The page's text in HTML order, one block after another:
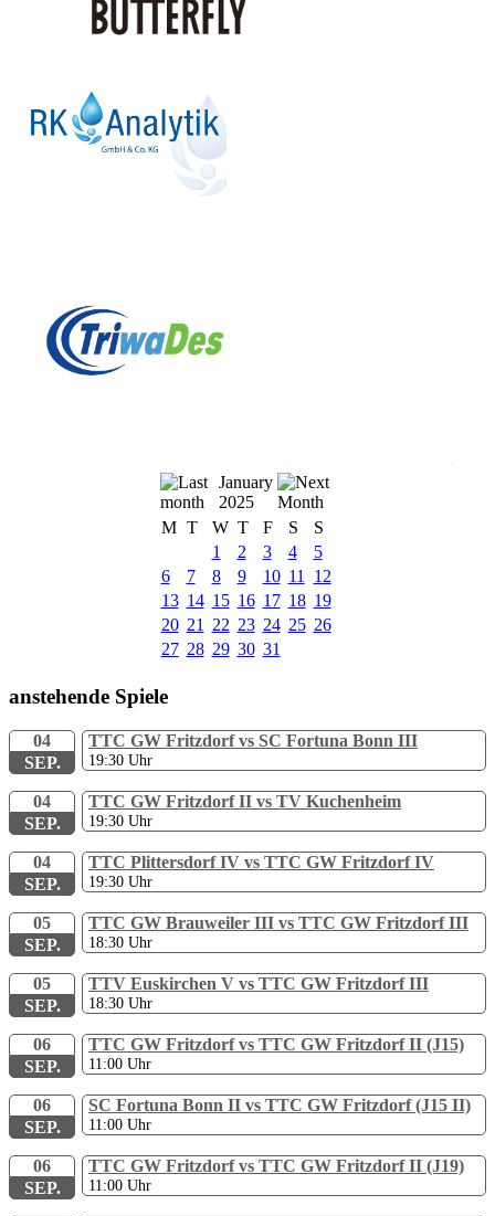
January
2025
M T W T F S
S
1
2 3 4
5
6
7 8 9 10 11
12
13 14 15 16 17 18 19
20 21 22 23 24 25 26
27 28 29 30 31
anstehende Spiele
04
SEP.
TTC GW Fritzdorf vs SC Fortuna Bonn III
19:30 Uhr
04
SEP.
TTC GW Fritzdorf II vs TV Kuchenheim
19:30 Uhr
04
SEP.
TTC Plittersdorf IV vs TTC GW Fritzdorf IV
19:30 Uhr
05
SEP.
TTC GW Brauweiler III vs TTC GW Fritzdorf III
18:30 Uhr
05
SEP.
TTV Euskirchen V vs TTC GW Fritzdorf III
18:30 Uhr
06
SEP.
TTC GW Fritzdorf vs TTC GW Fritzdorf II (J15)
11:00 Uhr
06
SEP.
SC Fortuna Bonn II vs TTC GW Fritzdorf (J15 II)
11:00 Uhr
06
SEP.
TTC GW Fritzdorf vs TTC GW Fritzdorf II (J19)
11:00 Uhr